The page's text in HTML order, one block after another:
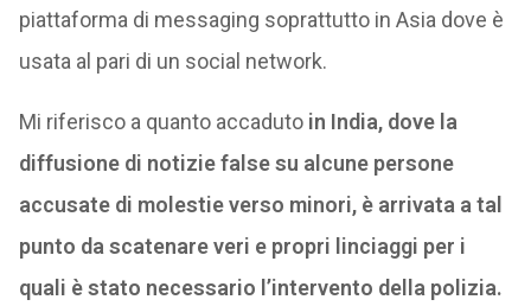
piattaforma di messaging soprattutto in Asia dove è
usata al pari di un social network.
Mi riferisco a quanto accaduto in India, dove la
diffusione di notizie false su alcune persone
accusate di molestie verso minori, è arrivata a tal
punto da scatenare veri e propri linciaggi per i
quali è stato necessario l’intervento della polizia.